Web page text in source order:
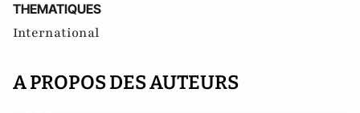
THEMATIQUES
International
A PROPOS DES AUTEURS